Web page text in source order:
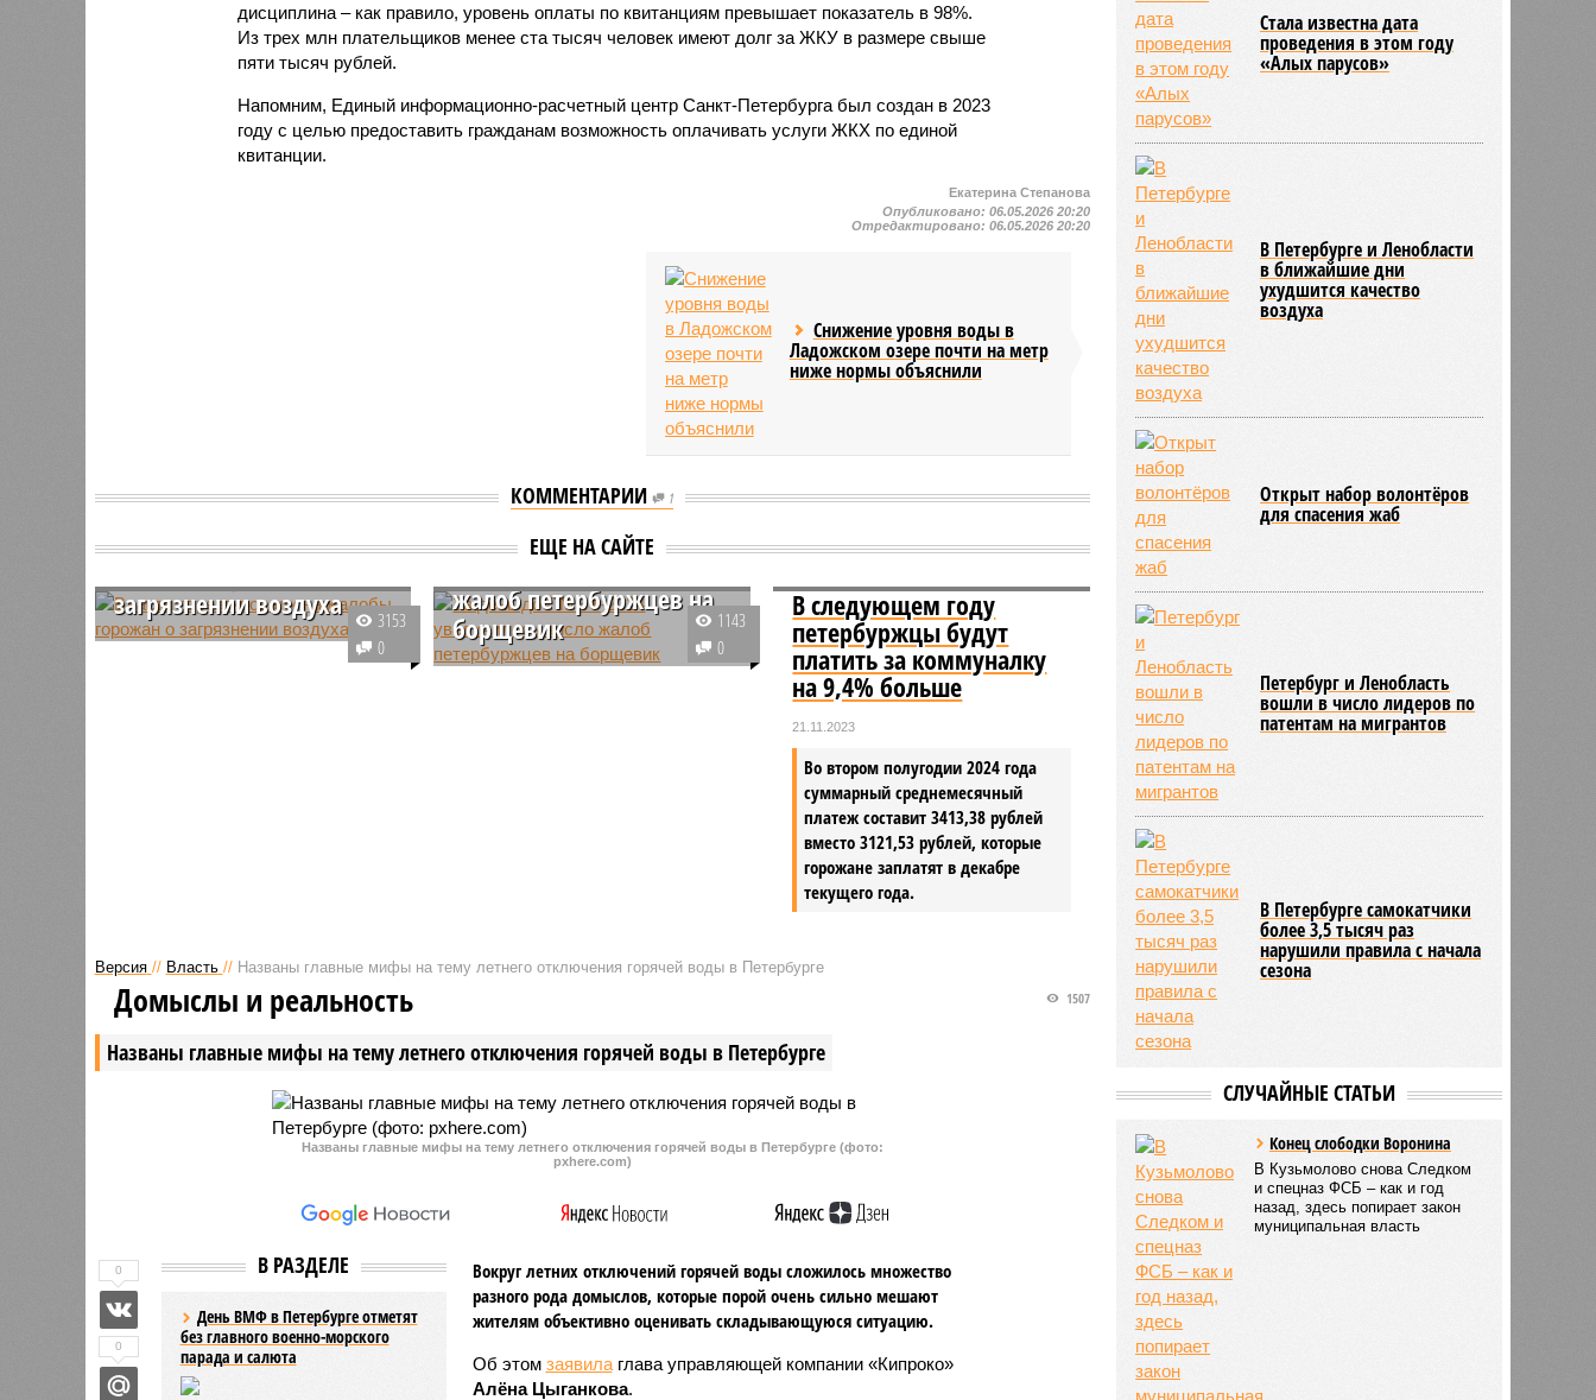
дисциплина – как правило, уровень оплаты по квитанциям превышает показатель в 98%.
Из трех млн плательщиков менее ста тысяч человек имеют долг за ЖКУ в размере свыше
пяти тысяч рублей.
Напомним, Единый информационно-расчетный центр Санкт-Петербурга был создан в 2023
году с целью предоставить гражданам возможность оплачивать услуги ЖКХ по единой
квитанции.
Екатерина Степанова
Опубликовано:06.05.2026 20:20
Отредактировано:06.05.2026 20:20
Снижение уровня воды в
Ладожском озере почти на метр
ниже нормы объяснили
КОММЕНТАРИИ 1
ЕЩЕ НА САЙТЕ
Власти отреагировали на
загрязнении воздуха
В Санкт-Петербурге уже
несколько дней фиксируются
3153
0
За день до ПМЭФ-2024
увеличилось число
жалоб петербуржцев на
борщевик
В Санкт-Петербурге жители
1143
0
В следующем году
петербуржцы будут
платить за коммуналку
на 9,4% больше
21.11.2023
Во втором полугодии 2024 года
суммарный среднемесячный
платеж составит 3413,38 рублей
вместо 3121,53 рублей, которые
горожане заплатят в декабре
текущего года.
Версия // Власть // Названы главные мифы на тему летнего отключения горячей воды в Петербурге
Названы главные мифы на тему летнего отключения горячей воды в Петербурге
1507
Домыслы и реальность
Названы главные мифы на тему летнего отключения горячей воды в Петербурге (фото:
pxhere.com)
В РАЗДЕЛЕ
День ВМФ в Петербурге отметят
без главного военно-морского
парада и салюта
Вокруг летних отключений горячей воды сложилось множество
разного рода домыслов, которые порой очень сильно мешают
жителям объективно оценивать складывающуюся ситуацию.
Об этом заявилаглава управляющей компании «Кипроко»
Алёна Цыганкова.
0
0
Стала известна дата
проведения в этом году
«Алых парусов»
В Петербурге и Ленобласти
в ближайшие дни
ухудшится качество
воздуха
Открыт набор волонтёров
для спасения жаб
Петербург и Ленобласть
вошли в число лидеров по
патентам на мигрантов
В Петербурге самокатчики
более 3,5 тысяч раз
нарушили правила с начала
сезона
СЛУЧАЙНЫЕ СТАТЬИ
Конец слободки Воронина
В Кузьмолово снова Следком
и спецназ ФСБ – как и год
назад, здесь попирает закон
муниципальная власть